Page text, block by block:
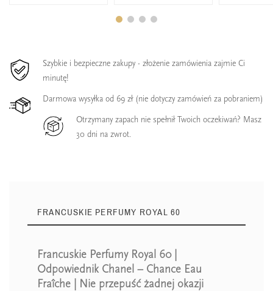
Szybkie i bezpieczne zakupy - złożenie zamówienia zajmie Ci
minutę!
Darmowa wysyłka od 69 zł (nie dotyczy zamówień za pobraniem)
Otrzymany zapach nie spełnił Twoich oczekiwań? Masz
30 dni na zwrot.
FRANCUSKIE PERFUMY ROYAL 60
Francuskie Perfumy Royal 60 |
Odpowiednik Chanel – Chance Eau
Fraîche | Nie przepuść żadnej okazji